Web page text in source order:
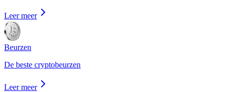
Leer meer
Beurzen
De beste cryptobeurzen
Leer meer